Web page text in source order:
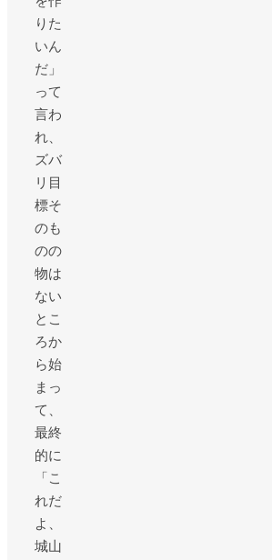
りた
いん
だ」
って
言わ
れ、
ズバ
リ目
標そ
のも
のの
物は
ない
とこ
ろか
ら始
まっ
て、
最終
的に
「こ
れだ
よ、
城山